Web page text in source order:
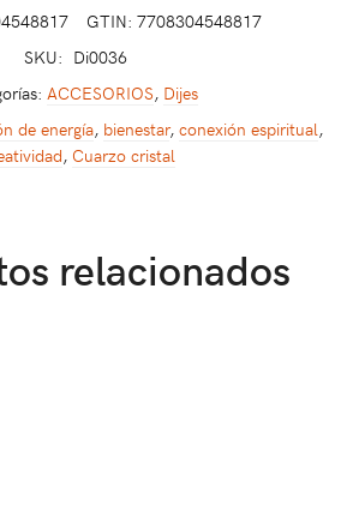
GTIN: 7708304548817
SKU: Di0036
ACCESORIOS, Dijes
de energía, bienestar, conexión espiritual,
, Cuarzo cristal
relacionados